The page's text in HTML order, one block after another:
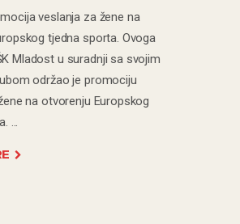
veslanja za žene na
tjedna sporta. Ovoga
Mladost u suradnji sa svojim
održao je promociju
na otvorenju Europskog